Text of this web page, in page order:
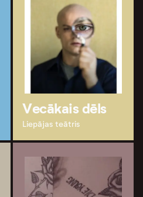
Vecākais dēls
Liepājas teātris